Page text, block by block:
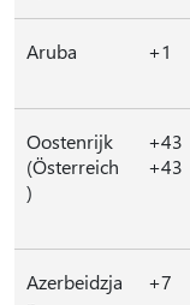
Aruba +1
Oostenrijk
(Österreich
)
+43
+43
Azerbeidzja
+7